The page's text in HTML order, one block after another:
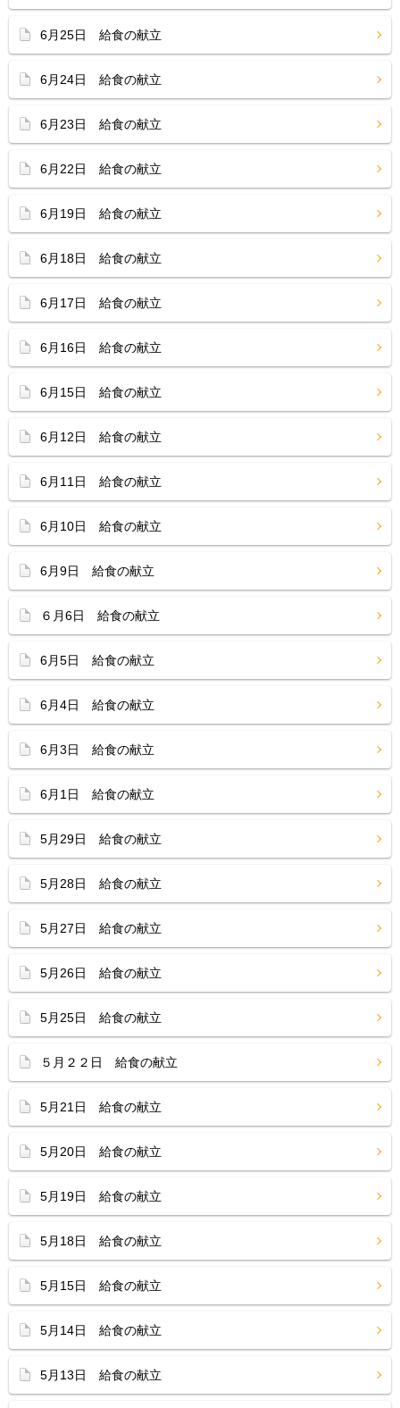
6月25日 給食の献立
6月24日 給食の献立
6月23日 給食の献立
6月22日 給食の献立
6月19日 給食の献立
6月18日 給食の献立
6月17日 給食の献立
6月16日 給食の献立
6月15日 給食の献立
6月12日 給食の献立
6月11日 給食の献立
6月10日 給食の献立
6月9日 給食の献立
６月6日 給食の献立
6月5日 給食の献立
6月4日 給食の献立
6月3日 給食の献立
6月1日 給食の献立
5月29日 給食の献立
5月28日 給食の献立
5月27日 給食の献立
5月26日 給食の献立
5月25日 給食の献立
５月２２日 給食の献立
5月21日 給食の献立
5月20日 給食の献立
5月19日 給食の献立
5月18日 給食の献立
5月15日 給食の献立
5月14日 給食の献立
5月13日 給食の献立